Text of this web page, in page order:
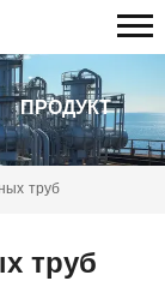
ПРОДУКТ
труб
труб